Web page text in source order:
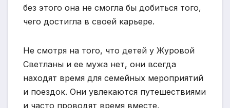
без этого она не смогла бы добиться того,
чего достигла в своей карьере.
Не смотря на того, что детей у Журовой
Светланы и ее мужа нет, они всегда
находят время для семейных мероприятий
и поездок. Они увлекаются путешествиями
и часто проводят время вместе,